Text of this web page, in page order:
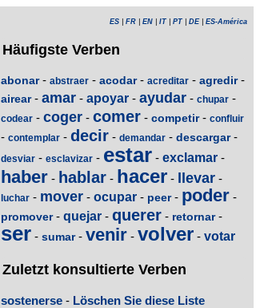
ES FR EN IT PT DE| ES-América
Häufigste Verben
abonar- abstraer - acodar- acreditar - agredir-
airear- amar - apoyar - ayudar - chupar -
codear - coger - comer - competir- confluir
- contemplar - decir - demandar - descargar-
desviar - esclavizar - estar - exclamar -
haber - hablar - hacer - llevar -
luchar - mover - ocupar - peer- poder -
promover- quejar - querer - retornar-
ser - sumar- venir - volver - votar
Zuletzt konsultierte Verben
sostenerse - Löschen Sie diese Liste